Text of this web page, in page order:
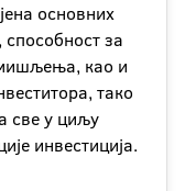
основних
способност за
као и
тако
све у циљу
инвестиција.